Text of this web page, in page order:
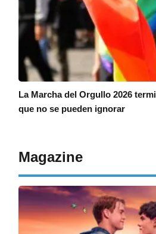
La Marcha del Orgullo 2026
que no se pueden ignorar
Magazine